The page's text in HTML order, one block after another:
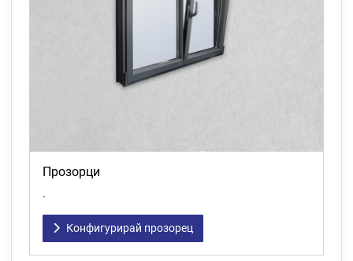
Прозорци
.
Конфигурирай прозорец